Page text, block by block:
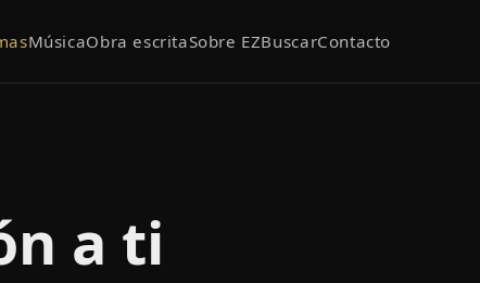
MúsicaObra escritaSobre EZBuscarContacto
a ti